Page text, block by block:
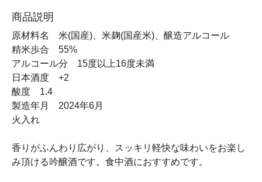
商品説明
原材料名 米(国産)、米麹(国産米)、醸造アルコール
精米歩合 55%
アルコール分 15度以上16度未満
日本酒度 +2
酸度 1.4
製造年月 2024年6月
火入れ
香りがふんわり広がり、スッキリ軽快な味わいをお楽し
み頂ける吟醸酒です。食中酒におすすめです。